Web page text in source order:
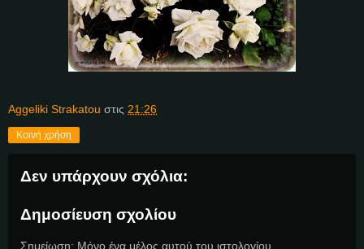
Aggeliki Strakatou στις 21:26
Κοινή χρήση
Δεν υπάρχουν σχόλια:
Δημοσίευση σχολίου
Σημείωση: Μόνο ένα μέλος αυτού του ιστολογίου